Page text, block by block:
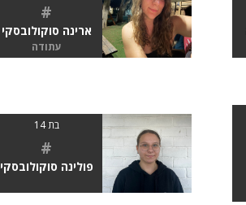
#
ארינה סוקולובסקי
עתודה
בת 14
#
פולינה סוקולובסקי